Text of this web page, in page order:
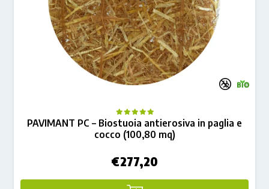
PAVIMANT PC – Biostuoia antierosiva in paglia e
cocco (100,80 mq)
€277,20